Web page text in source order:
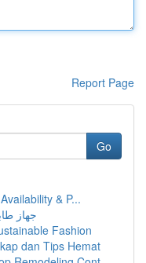
Report Page
Go
& P...
جهاز
Fashion
dan Tips Hemat